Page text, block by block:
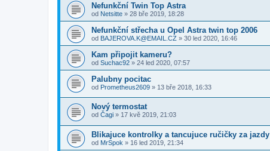
Nefunkční Twin Top Astra
od Netsitte » 28 bře 2019, 18:28
Nefunkční střecha u Opel Astra twin top 2006
od BAJEROVA.K@EMAIL.CZ » 30 led 2020, 16:46
Kam připojit kameru?
od Suchac92 » 24 led 2020, 07:57
Palubny pocitac
od Prometheus2609 » 13 bře 2018, 16:33
Nový termostat
od Čagi » 17 kvě 2019, 21:03
Blikajuce kontrolky a tancujuce ručičky za jazdy
od MrSpok » 16 led 2019, 21:34